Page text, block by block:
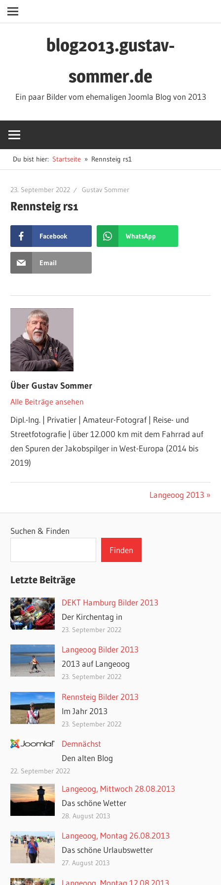
Navigation
blog2013.gustav-
sommer.de
Ein paar Bilder vom ehemaligen Joomla Blog von 2013
Du bist hier: Startseite Rennsteig rs1
23. September 2022 Gustav Sommer
Rennsteig rs1
Facebook WhatsApp
Email
ÜberGustav Sommer
Alle Beiträge ansehen
Dipl.-Ing. | Privatier | Amateur-Fotograf | Reise- und
Streetfotografie | über 12.000 km mit dem Fahrrad auf
den Spuren der Jakobspilger in West-Europa (2014 bis
2019)
Nächster
Langeoog 2013
Suchen & Finden
Finden
Letzte Beiträge
DEKT Hamburg Bilder 2013
Der Kirchentag in
23. September 2022
Langeoog Bilder 2013
2013 auf Langeoog
23. September 2022
Rennsteig Bilder 2013
Im Jahr 2013
23. September 2022
Demnächst
Den alten Blog
22. September 2022
Langeoog, Mittwoch 28.08.2013
Das schöne Wetter
28. August 2013
Langeoog, Montag 26.08.2013
Das schöne Urlaubswetter
27. August 2013
Langeoog, Montag 12.08.2013